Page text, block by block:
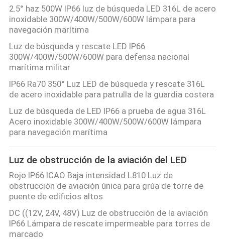
2.5° haz 500W IP66 luz de búsqueda LED 316L de acero
inoxidable 300W/400W/500W/600W lámpara para
navegación marítima
Luz de búsqueda y rescate LED IP66
300W/400W/500W/600W para defensa nacional
marítima militar
IP66 Ra70 350° Luz LED de búsqueda y rescate 316L
de acero inoxidable para patrulla de la guardia costera
Luz de búsqueda de LED IP66 a prueba de agua 316L
Acero inoxidable 300W/400W/500W/600W lámpara
para navegación marítima
Luz de obstrucción de la aviación del LED
Rojo IP66 ICAO Baja intensidad L810 Luz de
obstrucción de aviación única para grúa de torre de
puente de edificios altos
DC ((12V, 24V, 48V) Luz de obstrucción de la aviación
IP66 Lámpara de rescate impermeable para torres de
marcado